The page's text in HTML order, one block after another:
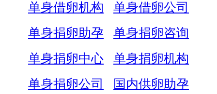
单身借卵机构
单身借卵公司
单身捐卵助孕
单身捐卵咨询
单身捐卵中心
单身捐卵机构
单身捐卵公司
国内供卵助孕